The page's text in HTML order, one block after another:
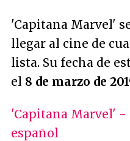
'Capitana Marvel'
llegar al cine de
lista. Su fecha de
el 8 de marzo de
'Capitana Marvel' -
español